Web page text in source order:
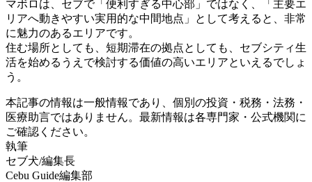
マボロは、セブで「便利すぎる中心部」ではなく、「主要エ
リアへ動きやすい実用的な中間地点」として考えると、非常
に魅力のあるエリアです。
住む場所としても、短期滞在の拠点としても、セブシティ生
活を始めるうえで検討する価値の高いエリアといえるでしょ
う。
本記事の情報は一般情報であり、個別の投資・税務・法務・
医療助言ではありません。最新情報は各専門家・公式機関に
ご確認ください。
執筆
セブ犬/編集長
Cebu Guide編集部